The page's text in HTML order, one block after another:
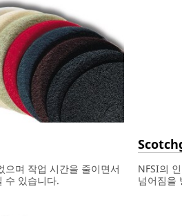
으며 작업 시간을 줄이면서
수 있습니다.
NFSI의
넘어짐을